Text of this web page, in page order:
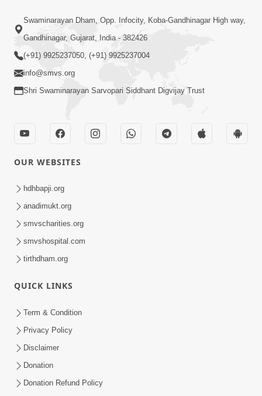
Swaminarayan Dham, Opp. Infocity, Koba-Gandhinagar High way,
Gandhinagar, Gujarat, India - 382426
(+91) 9925237050, (+91) 9925237004
info@smvs.org
Shri Swaminarayan Sarvopari Siddhant Digvijay Trust
OUR WEBSITES
hdhbapji.org
anadimukt.org
smvscharities.org
smvshospital.com
tirthdham.org
QUICK LINKS
Term & Condition
Privacy Policy
Disclaimer
Donation
Donation Refund Policy